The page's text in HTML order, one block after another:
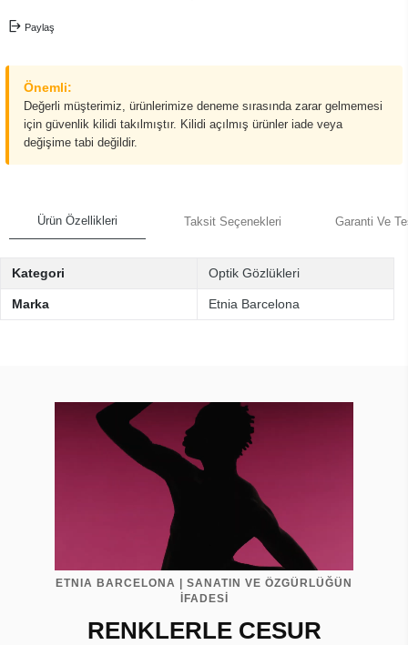
Paylaş
Önemli:
Değerli müşterimiz, ürünlerimize deneme sırasında zarar gelmemesi
için güvenlik kilidi takılmıştır. Kilidi açılmış ürünler iade veya
değişime tabi değildir.
Ürün Özellikleri Taksit Seçenekleri Garanti Ve
Kategori Optik Gözlükleri
Marka Etnia Barcelona
ETNIA BARCELONA | SANATIN VE ÖZGÜRLÜĞÜN
İFADESİ
RENKLERLE CESUR